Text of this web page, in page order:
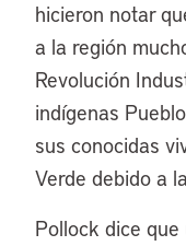
hicieron notar
a la región
Revolución
indígenas
sus conocidas
Verde debido a
Pollock dice